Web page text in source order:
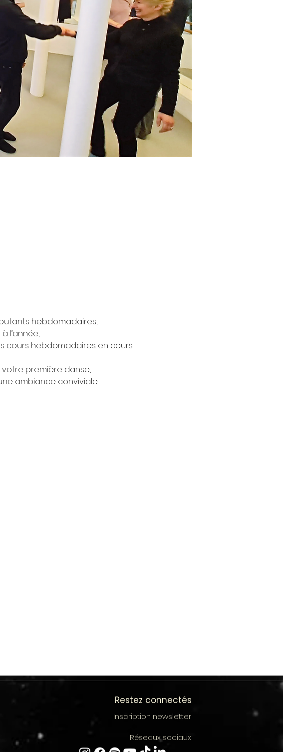
hebdomadaires,
l’année,
cours hebdomadaires en cours
première danse,
ambiance conviviale.
Restez connectés
Inscription newsletter
Réseaux sociaux